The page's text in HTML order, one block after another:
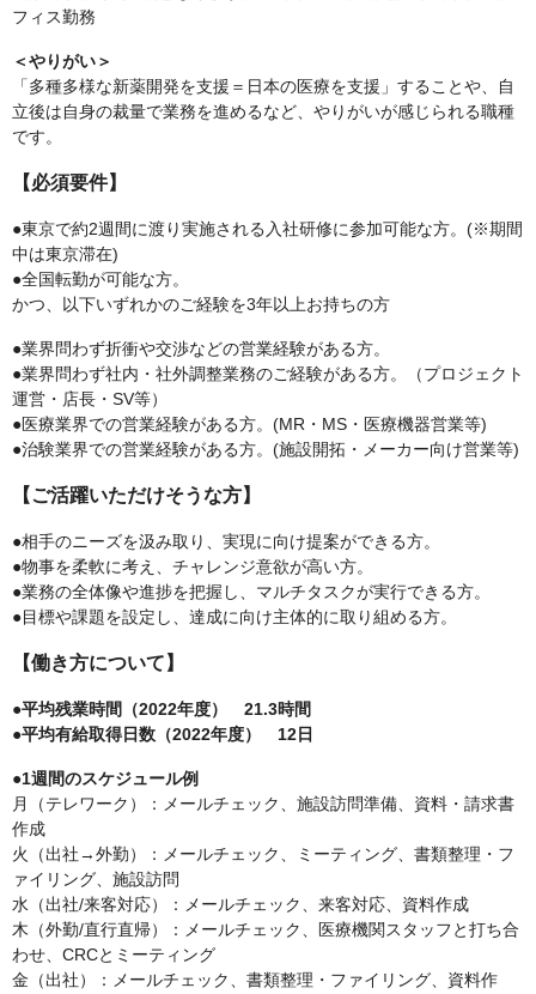
フィス勤務
＜やりがい＞
「多種多様な新薬開発を支援＝日本の医療を支援」することや、自
立後は自身の裁量で業務を進めるなど、やりがいが感じられる職種
です。
【必須要件】
●東京で約2週間に渡り実施される入社研修に参加可能な方。(※期間
中は東京滞在)
●全国転勤が可能な方。
かつ、以下いずれかのご経験を3年以上お持ちの方
●業界問わず折衝や交渉などの営業経験がある方。
●業界問わず社内・社外調整業務のご経験がある方。（プロジェクト
運営・店長・SV等）
●医療業界での営業経験がある方。(MR・MS・医療機器営業等)
●治験業界での営業経験がある方。(施設開拓・メーカー向け営業等)
【ご活躍いただけそうな方】
●相手のニーズを汲み取り、実現に向け提案ができる方。
●物事を柔軟に考え、チャレンジ意欲が高い方。
●業務の全体像や進捗を把握し、マルチタスクが実行できる方。
●目標や課題を設定し、達成に向け主体的に取り組める方。
【働き方について】
●平均残業時間（2022年度） 21.3時間
●平均有給取得日数（2022年度） 12日
●1週間のスケジュール例
月（テレワーク）：メールチェック、施設訪問準備、資料・請求書
作成
火（出社→外勤）：メールチェック、ミーティング、書類整理・フ
ァイリング、施設訪問
水（出社/来客対応）：メールチェック、来客対応、資料作成
木（外勤/直行直帰）：メールチェック、医療機関スタッフと打ち合
わせ、CRCとミーティング
金（出社）：メールチェック、書類整理・ファイリング、資料作